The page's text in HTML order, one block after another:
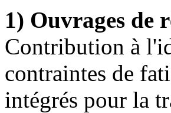
1) Ouvrages de
Contribution à
contraintes de
intégrés pour la